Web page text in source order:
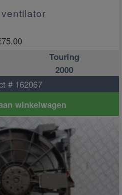
75.00
Touring
2000
# 162067
winkelwagen